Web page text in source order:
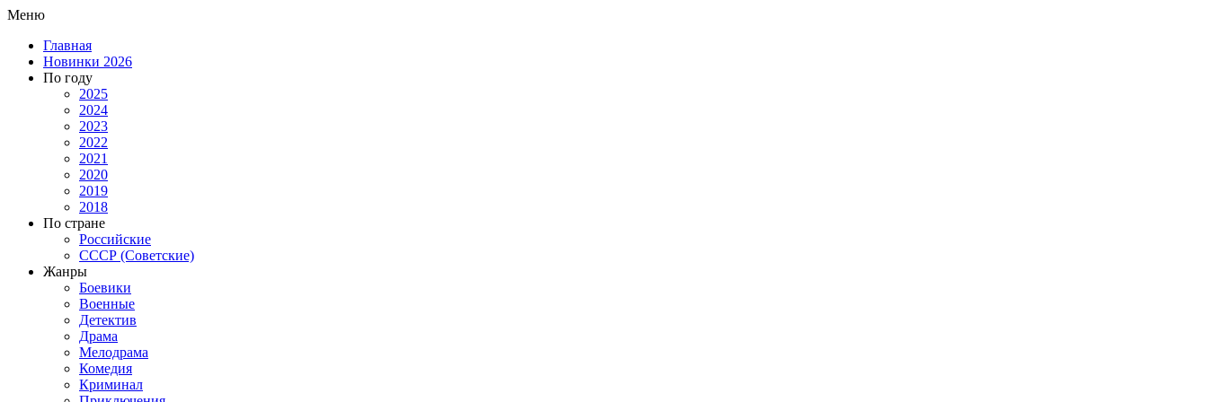
Меню
Главная
Новинки 2026
По году
2025
2024
2023
2022
2021
2020
2019
2018
По стране
Российские
СССР (Советские)
Жанры
Боевики
Военные
Детектив
Драма
Мелодрама
Комедия
Криминал